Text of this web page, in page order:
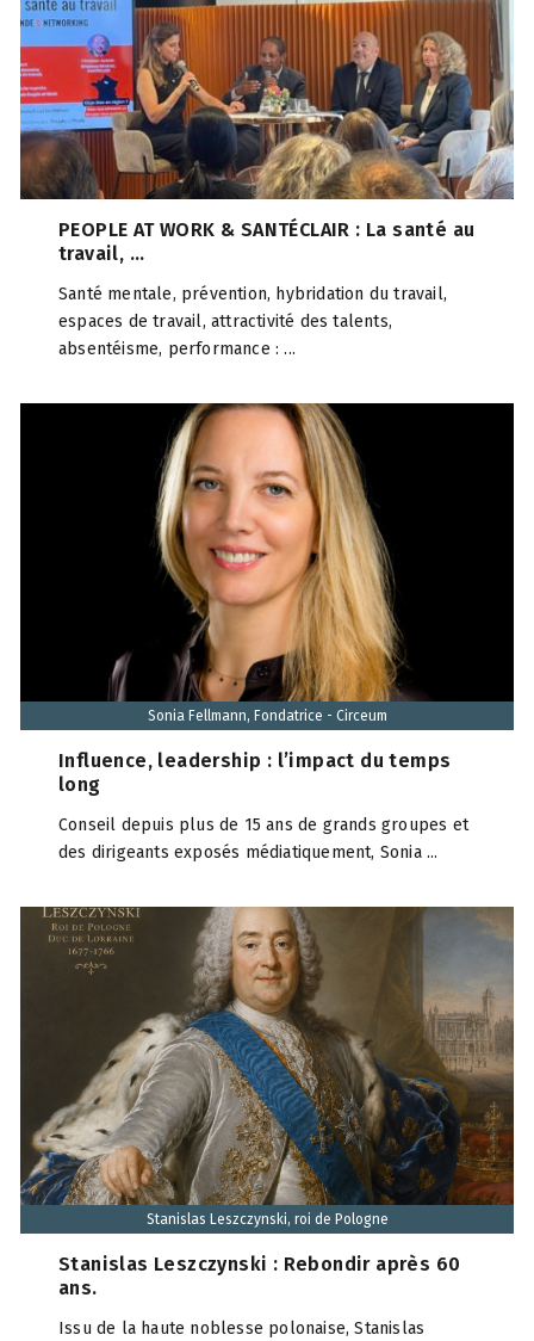
PEOPLE AT WORK & SANTÉCLAIR : La santé au
travail, ...
Santé mentale, prévention, hybridation du travail,
espaces de travail, attractivité des talents,
absentéisme, performance : ...
Sonia Fellmann, Fondatrice - Circeum
Influence, leadership : l’impact du temps
long
Conseil depuis plus de 15 ans de grands groupes et
des dirigeants exposés médiatiquement, Sonia ...
Stanislas Leszczynski, roi de Pologne
Stanislas Leszczynski : Rebondir après 60
ans.
Issu de la haute noblesse polonaise, Stanislas